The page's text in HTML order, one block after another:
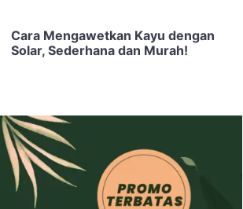
Cara Mengawetkan Kayu dengan
Solar, Sederhana dan Murah!